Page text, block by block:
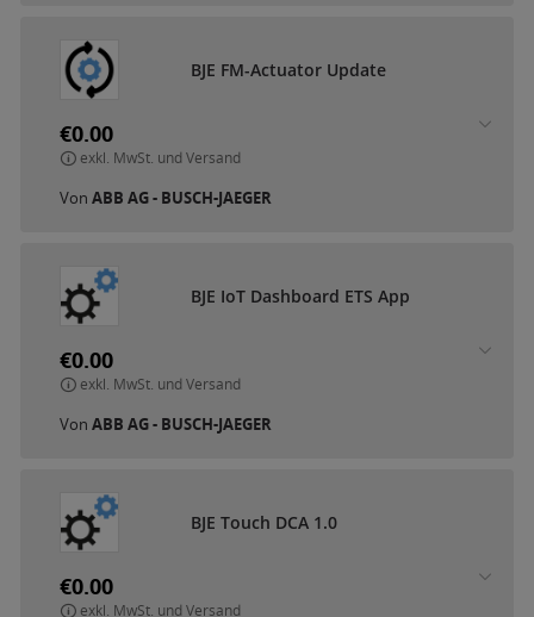
BJE FM-Actuator Update
€0.00
exkl. MwSt. und Versand
Von ABB AG - BUSCH-JAEGER
BJE IoT Dashboard ETS App
€0.00
exkl. MwSt. und Versand
Von ABB AG - BUSCH-JAEGER
BJE Touch DCA 1.0
€0.00
exkl. MwSt. und Versand